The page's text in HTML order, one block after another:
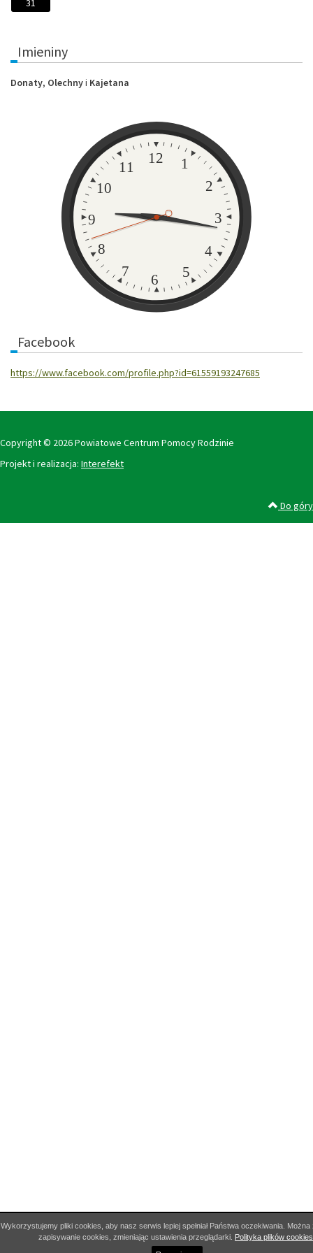
31
Imieniny
Donaty, Olechnyi Kajetana
1
2
3
4
5
6
7
8
9
10
11
12
Facebook
https://www.facebook.com/profile.php?id=61559193247685
Copyright © 2026 Powiatowe Centrum Pomocy Rodzinie
Projekt i realizacja: Interefekt
Do góry
Wykorzystujemy pliki cookies, aby nasz serwis lepiej spełniał Państwa oczekiwania.
zapisywanie cookies, zmieniając ustawienia przeglądarki. Polityka plików